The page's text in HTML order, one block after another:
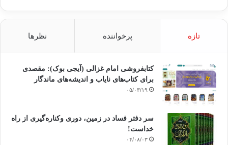
تازه پرخواننده نظرها
کتابفروشی امام غزالی (آیجی بوک): مقصدی
برای کتاب‌های نایاب و اندیشه‌های ماندگار
۰۵/۰۳/۱۹
سر دفتر فساد در زمین‌، دوری وکناره‌گیری از راه
خداست‌!
۰۴/۰۸/۰۳